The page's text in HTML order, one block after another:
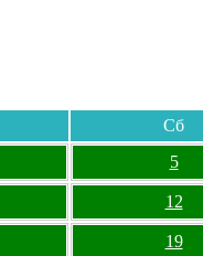
Сб
5
12
19